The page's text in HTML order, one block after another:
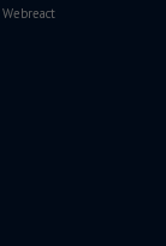
Webreact